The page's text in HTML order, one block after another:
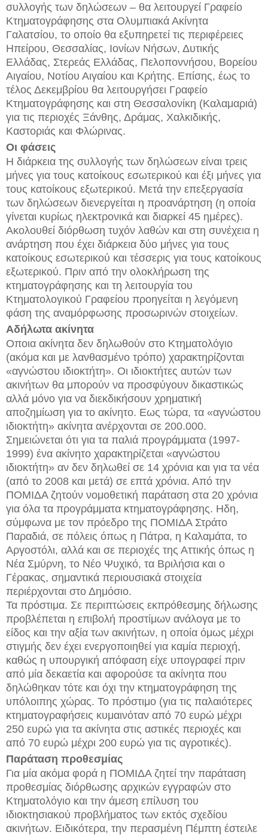
συλλογής των δηλώσεων – θα λειτουργεί Γραφείο
Κτηματογράφησης στα Ολυμπιακά Ακίνητα
Γαλατσίου, το οποίο θα εξυπηρετεί τις περιφέρειες
Ηπείρου, Θεσσαλίας, Ιονίων Νήσων, Δυτικής
Ελλάδας, Στερεάς Ελλάδας, Πελοποννήσου, Βορείου
Αιγαίου, Νοτίου Αιγαίου και Κρήτης. Επίσης, έως το
τέλος Δεκεμβρίου θα λειτουργήσει Γραφείο
Κτηματογράφησης και στη Θεσσαλονίκη (Καλαμαριά)
για τις περιοχές Ξάνθης, Δράμας, Χαλκιδικής,
Καστοριάς και Φλώρινας.
Οι φάσεις
Η διάρκεια της συλλογής των δηλώσεων είναι τρεις
μήνες για τους κατοίκους εσωτερικού και έξι μήνες για
τους κατοίκους εξωτερικού. Μετά την επεξεργασία
των δηλώσεων διενεργείται η προανάρτηση (η οποία
γίνεται κυρίως ηλεκτρονικά και διαρκεί 45 ημέρες).
Ακολουθεί διόρθωση τυχόν λαθών και στη συνέχεια η
ανάρτηση που έχει διάρκεια δύο μήνες για τους
κατοίκους εσωτερικού και τέσσερις για τους κατοίκους
εξωτερικού. Πριν από την ολοκλήρωση της
κτηματογράφησης και τη λειτουργία του
Κτηματολογικού Γραφείου προηγείται η λεγόμενη
φάση της αναμόρφωσης προσωρινών στοιχείων.
Αδήλωτα ακίνητα
Οποια ακίνητα δεν δηλωθούν στο Κτηματολόγιο
(ακόμα και με λανθασμένο τρόπο) χαρακτηρίζονται
«αγνώστου ιδιοκτήτη». Οι ιδιοκτήτες αυτών των
ακινήτων θα μπορούν να προσφύγουν δικαστικώς
αλλά μόνο για να διεκδικήσουν χρηματική
αποζημίωση για το ακίνητο. Εως τώρα, τα «αγνώστου
ιδιοκτήτη» ακίνητα ανέρχονται σε 200.000.
Σημειώνεται ότι για τα παλιά προγράμματα (1997-
1999) ένα ακίνητο χαρακτηρίζεται «αγνώστου
ιδιοκτήτη» αν δεν δηλωθεί σε 14 χρόνια και για τα νέα
(από το 2008 και μετά) σε επτά χρόνια. Από την
ΠΟΜΙΔΑ ζητούν νομοθετική παράταση στα 20 χρόνια
για όλα τα προγράμματα κτηματογράφησης. Ηδη,
σύμφωνα με τον πρόεδρο της ΠΟΜΙΔΑ Στράτο
Παραδιά, σε πόλεις όπως η Πάτρα, η Καλαμάτα, το
Αργοστόλι, αλλά και σε περιοχές της Αττικής όπως η
Νέα Σμύρνη, το Νέο Ψυχικό, τα Βριλήσια και ο
Γέρακας, σημαντικά περιουσιακά στοιχεία
περιέρχονται στο Δημόσιο.
Τα πρόστιμα. Σε περιπτώσεις εκπρόθεσμης δήλωσης
προβλέπεται η επιβολή προστίμων ανάλογα με το
είδος και την αξία των ακινήτων, η οποία όμως μέχρι
στιγμής δεν έχει ενεργοποιηθεί για καμία περιοχή,
καθώς η υπουργική απόφαση είχε υπογραφεί πριν
από μία δεκαετία και αφορούσε τα ακίνητα που
δηλώθηκαν τότε και όχι την κτηματογράφηση της
υπόλοιπης χώρας. Το πρόστιμο (για τις παλαιότερες
κτηματογραφήσεις κυμαινόταν από 70 ευρώ μέχρι
250 ευρώ για τα ακίνητα στις αστικές περιοχές και
από 70 ευρώ μέχρι 200 ευρώ για τις αγροτικές).
Παράταση προθεσμίας
Για μία ακόμα φορά η ΠΟΜΙΔΑ ζητεί την παράταση
προθεσμίας διόρθωσης αρχικών εγγραφών στο
Κτηματολόγιο και την άμεση επίλυση του
ιδιοκτησιακού προβλήματος των εκτός σχεδίου
ακινήτων. Ειδικότερα, την περασμένη Πέμπτη έστειλε